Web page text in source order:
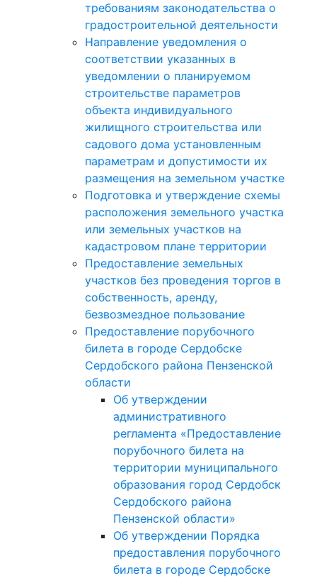
требованиям законодательства о
градостроительной деятельности
Направление уведомления о
соответствии указанных в
уведомлении о планируемом
строительстве параметров
объекта индивидуального
жилищного строительства или
садового дома установленным
параметрам и допустимости их
размещения на земельном участке
Подготовка и утверждение схемы
расположения земельного участка
или земельных участков на
кадастровом плане территории
Предоставление земельных
участков без проведения торгов в
собственность, аренду,
безвозмездное пользование
Предоставление порубочного
билета в городе Сердобске
Сердобского района Пензенской
области
Об утверждении
административного
регламента «Предоставление
порубочного билета на
территории муниципального
образования город Сердобск
Сердобского района
Пензенской области»
Об утверждении Порядка
предоставления порубочного
билета в городе Сердобске